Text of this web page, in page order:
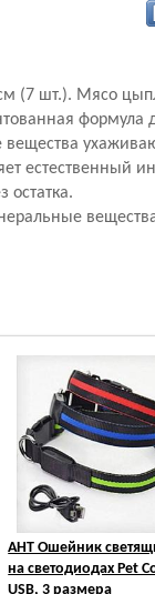
(7 шт.). Мясо
естественный
остатка.
АНТ Ошейник
на светодиодах Pet
USB, 3 размера